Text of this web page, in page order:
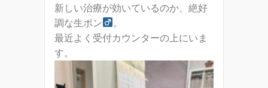
新しい治療が効いているのか、絶好
調な生ポン
。
最近よく受付カウンターの上にいま
す。